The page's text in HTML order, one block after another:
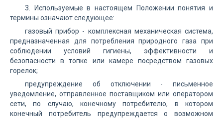
3. Используемые в настоящем Положении понятия и
термины означают следующее:
газовый прибор - комплексная механическая сис­те­ма,
предназначенная для потребления природного газа при
соблюдении условий гигиены, эффективности и
безопасности в топке или камере посредством газовых
горелок;
предупреждение об отключении - письменное
уведомление, отправленное поставщиком или оператором
сети, по случаю, конечному потребителю, в котором
конечный потребитель предупреждается о возможном